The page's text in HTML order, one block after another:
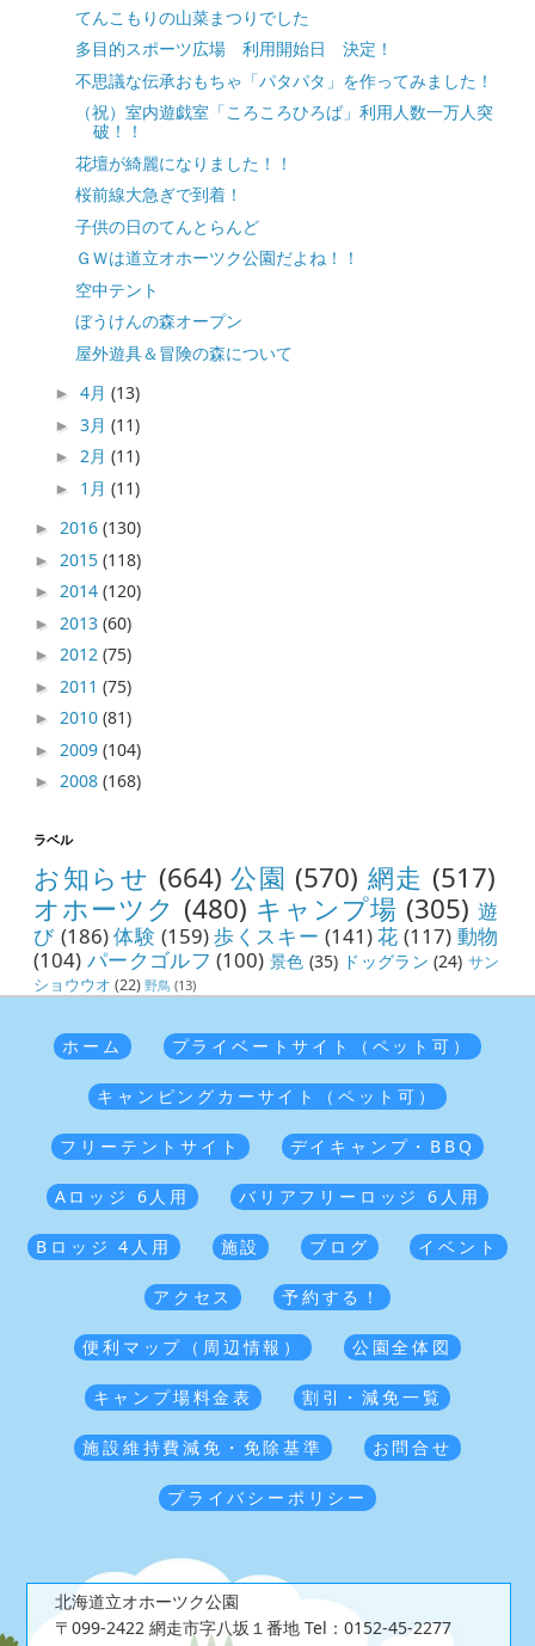
てんこもりの山菜まつりでした
多目的スポーツ広場 利用開始日 決定！
不思議な伝承おもちゃ「パタパタ」を作ってみました！
（祝）室内遊戯室「ころころひろば」利用人数一万人突
破！！
花壇が綺麗になりました！！
桜前線大急ぎで到着！
子供の日のてんとらんど
ＧＷは道立オホーツク公園だよね！！
空中テント
ぼうけんの森オープン
屋外遊具＆冒険の森について
►4月(13)
►3月(11)
► 2月(11)
► 1月(11)
► 2016(130)
► 2015(118)
► 2014(120)
► 2013(60)
► 2012(75)
► 2011(75)
► 2010(81)
► 2009(104)
► 2008(168)
ラベル
お知らせ (664) 公園 (570) 網走 (517)
オホーツク (480) キャンプ場 (305) 遊
び (186)体験 (159)歩くスキー (141)花 (117) 動物
(104) パークゴルフ (100) 景色 (35) ドッグラン (24) サン
ショウウオ (22) 野鳥 (13)
ホーム プライベートサイト（ペット可）
キャンピングカーサイト（ペット可）
フリーテントサイト デイキャンプ・BBQ
Aロッジ 6人用 バリアフリーロッジ 6人用
Bロッジ 4人用 施設 ブログ イベント
アクセス 予約する！
便利マップ（周辺情報） 公園全体図
キャンプ場料金表 割引・減免一覧
施設維持費減免・免除基準 お問合せ
プライバシーポリシー
北海道立オホーツク公園
〒099-2422 網走市字八坂１番地 Tel：0152-45-2277